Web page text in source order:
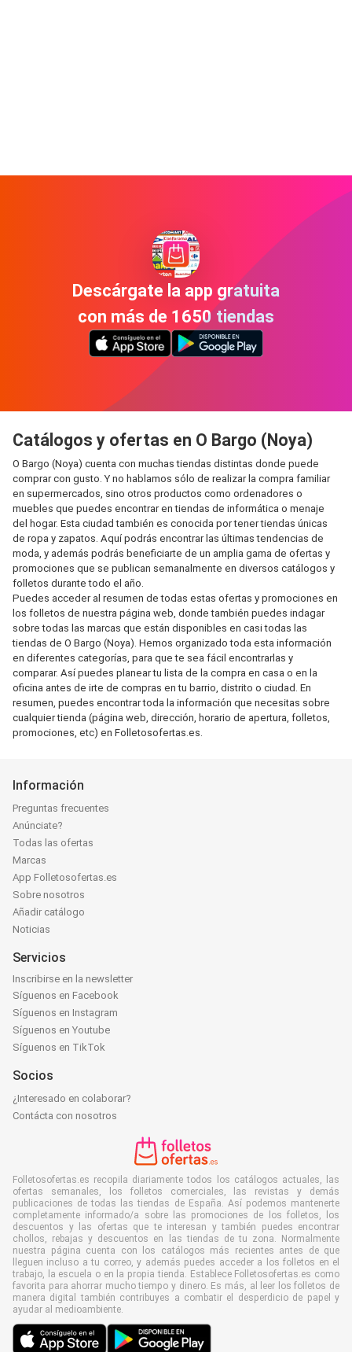
Descárgate la app gratuita
con más de 1650 tiendas
Catálogos y ofertas en O Bargo (Noya)
O Bargo (Noya) cuenta con muchas tiendas distintas donde puede
comprar con gusto. Y no hablamos sólo de realizar la compra familiar
en supermercados, sino otros productos como ordenadores o
muebles que puedes encontrar en tiendas de informática o menaje
del hogar. Esta ciudad también es conocida por tener tiendas únicas
de ropa y zapatos. Aquí podrás encontrar las últimas tendencias de
moda, y además podrás beneficiarte de un amplia gama de ofertas y
promociones que se publican semanalmente en diversos catálogos y
folletos durante todo el año.
Puedes acceder al resumen de todas estas ofertas y promociones en
los folletos de nuestra página web, donde también puedes indagar
sobre todas las marcas que están disponibles en casi todas las
tiendas de O Bargo (Noya). Hemos organizado toda esta información
en diferentes categorías, para que te sea fácil encontrarlas y
comparar. Así puedes planear tu lista de la compra en casa o en la
oficina antes de irte de compras en tu barrio, distrito o ciudad. En
resumen, puedes encontrar toda la información que necesitas sobre
cualquier tienda (página web, dirección, horario de apertura, folletos,
promociones, etc) en Folletosofertas.es.
Información
Preguntas frecuentes
Anúnciate?
Todas las ofertas
Marcas
App Folletosofertas.es
Sobre nosotros
Añadir catálogo
Noticias
Servicios
Inscribirse en la newsletter
Síguenos en Facebook
Síguenos en Instagram
Síguenos en Youtube
Síguenos en TikTok
Socios
¿Interesado en colaborar?
Contácta con nosotros
Folletosofertas.es recopila diariamente todos los catálogos actuales, las
ofertas semanales, los folletos comerciales, las revistas y demás
publicaciones de todas las tiendas de España. Así podemos mantenerte
completamente informado/a sobre las promociones de los folletos, los
descuentos y las ofertas que te interesan y también puedes encontrar
chollos, rebajas y descuentos en las tiendas de tu zona. Normalmente
nuestra página cuenta con los catálogos más recientes antes de que
lleguen incluso a tu correo, y además puedes acceder a los folletos en el
trabajo, la escuela o en la propia tienda. Establece Folletosofertas.es como
favorita para ahorrar mucho tiempo y dinero. Es más, al leer los folletos de
manera digital también contribuyes a combatir el desperdicio de papel y
ayudar al medioambiente.